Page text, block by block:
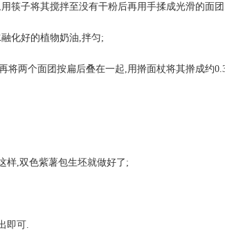
筷子将其搅拌至没有干粉后再用手揉成光滑的面
化好的植物奶油,拌匀;
两个面团按扁后叠在一起,用擀面杖将其擀成约
样,双色紫薯包生坯就做好了;
即可.